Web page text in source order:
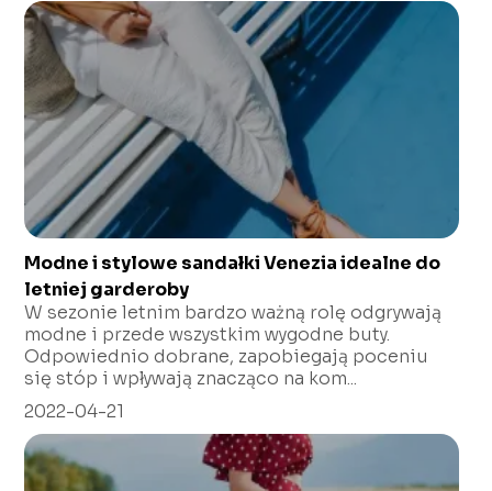
Modne i stylowe sandałki Venezia idealne do
letniej garderoby
W sezonie letnim bardzo ważną rolę odgrywają
modne i przede wszystkim wygodne buty.
Odpowiednio dobrane, zapobiegają poceniu
się stóp i wpływają znacząco na kom...
2022-04-21